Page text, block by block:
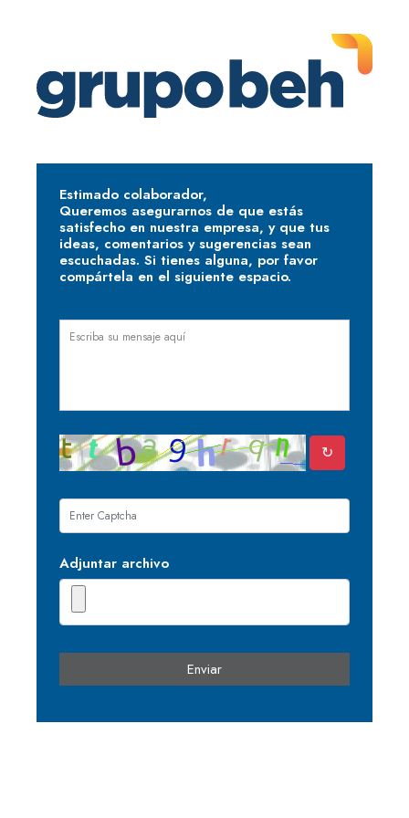
Estimado colaborador,
Queremos asegurarnos de que estás
satisfecho en nuestra empresa, y que tus
ideas, comentarios y sugerencias sean
escuchadas. Si tienes alguna, por favor
compártela en el siguiente espacio.
↻
Adjuntar archivo
Enviar